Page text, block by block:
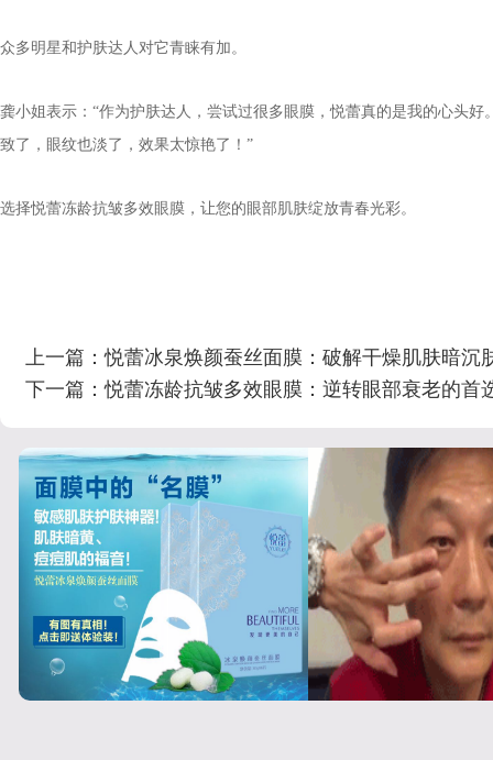
众多明星和护肤达人对它青睐有加。
龚小姐表示：“作为护肤达人，尝试过很多眼膜，悦蕾真的是我的心头好
致了，眼纹也淡了，效果太惊艳了！”
选择悦蕾冻龄抗皱多效眼膜，让您的眼部肌肤绽放青春光彩。
上一篇：悦蕾冰泉焕颜蚕丝面膜：破解干燥肌肤暗沉
下一篇：悦蕾冻龄抗皱多效眼膜：逆转眼部衰老的首